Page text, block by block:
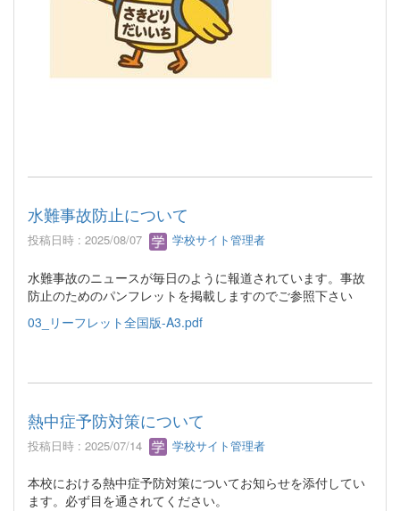
水難事故防止について
投稿日時 : 2025/08/07 学校サイト管理者
水難事故のニュースが毎日のように報道されています。事故
防止のためのパンフレットを掲載しますのでご参照下さい
03_リーフレット全国版-A3.pdf
熱中症予防対策について
投稿日時 : 2025/07/14 学校サイト管理者
本校における熱中症予防対策についてお知らせを添付してい
ます。必ず目を通されてください。